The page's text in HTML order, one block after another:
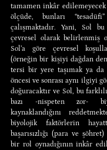
tamamen inkâr
ölçüde, bunları
çalışmaktadır. Yani, Sol
çevresel olarak belirlenmiş
Sol’a göre çevresel
(örneğin bir kişiyi dağdan
tersi bir yere taşımak ya
öncesi ve sonrası aynı ilgiyi
doğuracaktır ve Sol, bu
bazı -nispeten zor-
kaynaklandığını
biyolojik faktörlerin
başarısızlığı (para ve
bir rol oynadığının inkâr